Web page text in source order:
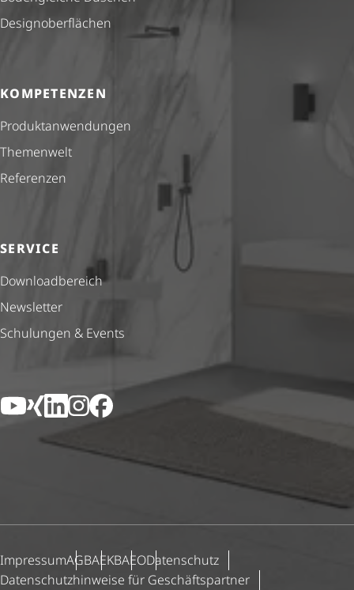
Design­ober­flä­chen
KOMPETENZEN
Produkt­anwendungen
Themenwelt
Referenzen
SERVICE
Down­load­be­reich
Newsletter
Schulungen & Events
YouTube
XingLinkedIn
Instagram
Facebook
ImpressumAGBAEKBAEODatenschutz
Daten­schutz­hin­weise für Geschäfts­partner